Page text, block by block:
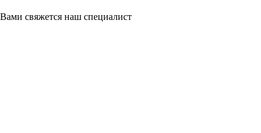
свяжется наш специалист